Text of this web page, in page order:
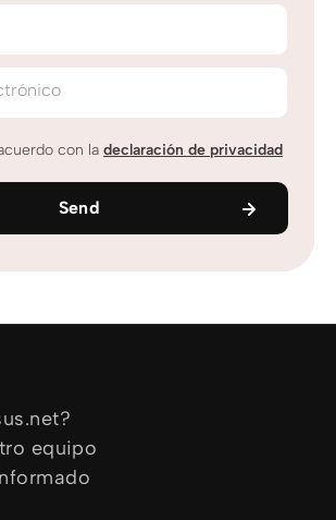
con la declaración de privacidad
Send
equipo